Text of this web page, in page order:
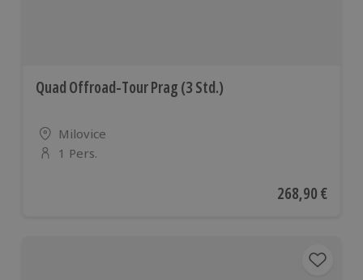
Quad Offroad-Tour Prag (3 Std.)
Standort
Milovice
Anzahl der Teilnehmer
1 Pers.
Aktueller Preis
268,90 €